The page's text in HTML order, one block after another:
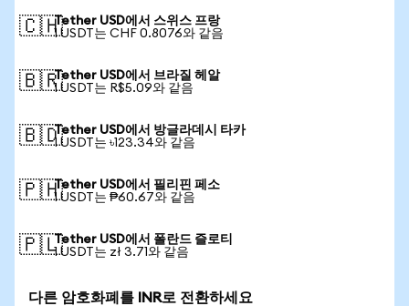
🇨🇭Tether USD에서 스위스 프랑
1 USDT는 CHF 0.8076와 같음
🇧🇷Tether USD에서 브라질 헤알
1 USDT는 R$5.09와 같음
🇧🇩Tether USD에서 방글라데시 타카
1 USDT는 ৳123.34와 같음
🇵🇭Tether USD에서 필리핀 페소
1 USDT는 ₱60.67와 같음
🇵🇱Tether USD에서 폴란드 즐로티
1 USDT는 zł 3.71와 같음
다른 암호화폐를 INR로 전환하세요